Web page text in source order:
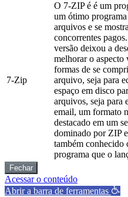
7-Zip
O 7-ZIP é é um
um ótimo
arquivos e se
concorrentes
versão deixou a
melhorar o aspecto
formas de se
arquivo, seja para
espaço em disco
arquivos, seja para
email, um formato
destacado em um
dominado por ZIP
também conhecido
programa que o
Fechar
Acessar o conteúdo
Abrir a barra de ferramentas